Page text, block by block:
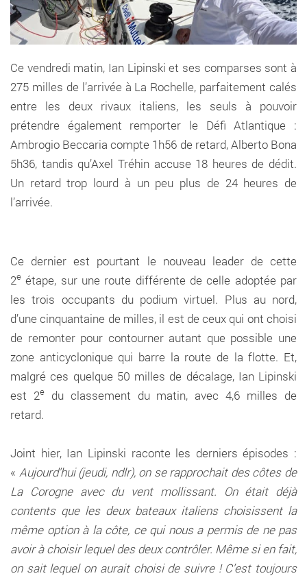
Ce vendredi matin, Ian Lipinski et ses comparses sont à
275 milles de l’arrivée à La Rochelle, parfaitement calés
entre les deux rivaux italiens, les seuls à pouvoir
prétendre également remporter le Défi Atlantique :
Ambrogio Beccaria compte 1h56 de retard, Alberto Bona
5h36, tandis qu’Axel Tréhin accuse 18 heures de dédit.
Un retard trop lourd à un peu plus de 24 heures de
l’arrivée.
Ce dernier est pourtant le nouveau leader de cette
2e étape, sur une route différente de celle adoptée par
les trois occupants du podium virtuel. Plus au nord,
d’une cinquantaine de milles, il est de ceux qui ont choisi
de remonter pour contourner autant que possible une
zone anticyclonique qui barre la route de la flotte. Et,
malgré ces quelque 50 milles de décalage, Ian Lipinski
est 2edu classement du matin, avec 4,6 milles de
retard.
Joint hier, Ian Lipinski raconte les derniers épisodes :
« Aujourd’hui (jeudi, ndlr), on se rapprochait des côtes de
La Corogne avec du vent mollissant. On était déjà
contents que les deux bateaux italiens choisissent la
même option à la côte, ce qui nous a permis de ne pas
avoir à choisir lequel des deux contrôler. Même si en fait,
on sait lequel on aurait choisi de suivre ! C’est toujours